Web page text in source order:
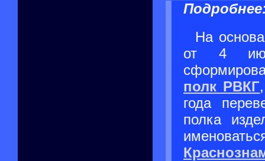
На
от 4
полк РВКГ
года
полка